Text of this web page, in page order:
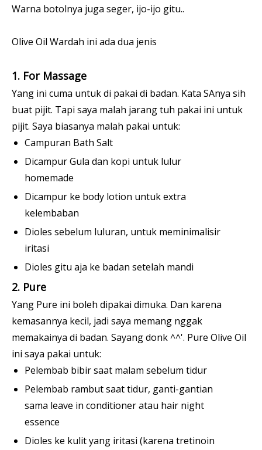
Warna botolnya juga seger, ijo-ijo gitu..
Olive Oil Wardah ini ada dua jenis
1. For Massage
Yang ini cuma untuk di pakai di badan. Kata SAnya sih
buat pijit. Tapi saya malah jarang tuh pakai ini untuk
pijit. Saya biasanya malah pakai untuk:
Campuran Bath Salt
Dicampur Gula dan kopi untuk lulur
homemade
Dicampur ke body lotion untuk extra
kelembaban
Dioles sebelum luluran, untuk meminimalisir
iritasi
Dioles gitu aja ke badan setelah mandi
2. Pure
Yang Pure ini boleh dipakai dimuka. Dan karena
kemasannya kecil, jadi saya memang nggak
memakainya di badan. Sayang donk ^^'. Pure Olive Oil
ini saya pakai untuk:
Pelembab bibir saat malam sebelum tidur
Pelembab rambut saat tidur, ganti-gantian
sama leave in conditioner atau hair night
essence
Dioles ke kulit yang iritasi (karena tretinoin